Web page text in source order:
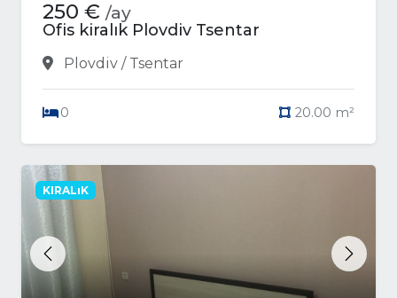
250 € /ay
Ofis kiralık Plovdiv Tsentar
Plovdiv / Tsentar
0 20.00 m²
Previous Next
KIRALıK